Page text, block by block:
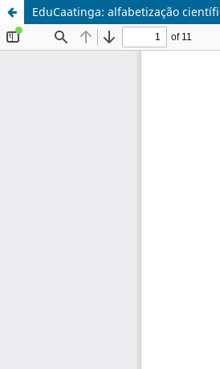
EduCaatinga: alfabetização